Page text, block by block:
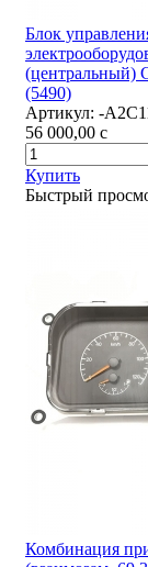
Блок
(центральный)
(5490)
Артикул: -
56 000,00 c
Купить
Быстрый
Комбинация